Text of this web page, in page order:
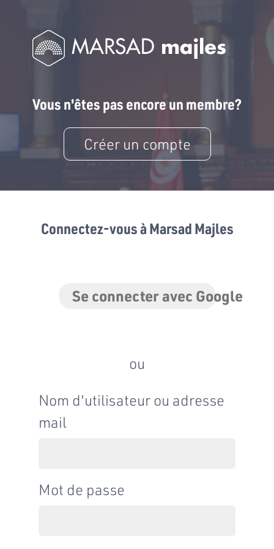
Vous n'êtes pas encore un membre?
Créer un compte
Connectez-vous à Marsad Majles
Se connecter avec Google
ou
Nom d'utilisateur ou adresse
mail
Mot de passe